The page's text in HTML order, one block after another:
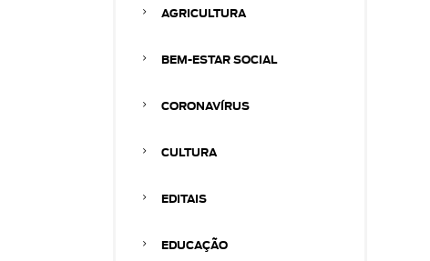
AGRICULTURA
BEM-ESTAR SOCIAL
CORONAVÍRUS
CULTURA
EDITAIS
EDUCAÇÃO